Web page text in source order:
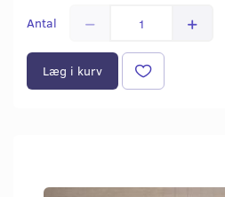
Antal
Læg i kurv